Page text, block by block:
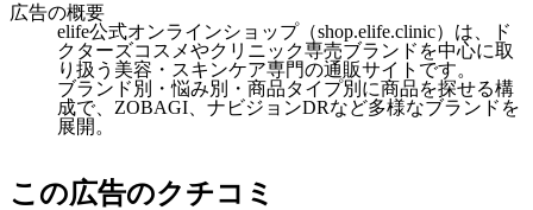
広告の概要
elife公式オンラインショップ（shop.elife.clinic）は、ド
クターズコスメやクリニック専売ブランドを中心に取
り扱う美容・スキンケア専門の通販サイトです。
ブランド別・悩み別・商品タイプ別に商品を探せる構
成で、ZOBAGI、ナビジョンDRなど多様なブランドを
展開。
この広告のクチコミ